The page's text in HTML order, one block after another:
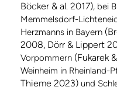
Böcker & al. 2017), bei
Memmelsdorf-
Herzmanns in Bayern
2008, Dörr & Lippert
Vorpommern (Fukarek
Weinheim in Rheinland-
Thieme 2023) und